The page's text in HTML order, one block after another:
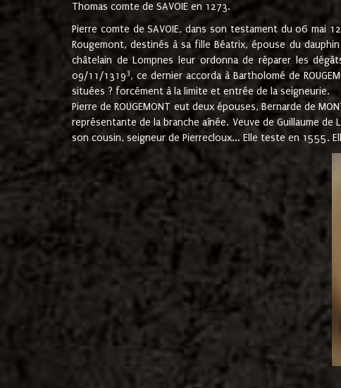
Thomas comte de SAVOIE en 1273.
Pierre comte de SAVOIE, dans son testament du 06 mai
Rougemont, destinés à sa fille Béatrix, épouse du
châtelain de Lompnes leur ordonna de réparer les
09/11/13193, ce dernier accorda à Bartholomé de
situées ? forcément à la limite et entrée de la seigneurie.
Pierre de ROUGEMONT eut deux épouses, Bernarde de
représentante de la branche aînée. Veuve de Guillaume de
son cousin, seigneur de Pierrecloux... Elle teste en 1555.